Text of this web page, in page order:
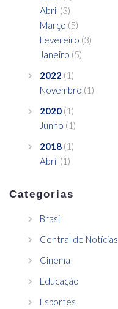
Abril (3)
Março (5)
Fevereiro (3)
Janeiro (5)
2022 (1)
Novembro (1)
2020 (1)
Junho (1)
2018 (1)
Abril (1)
Categorias
Brasil
Central de Notícias
Cinema
Educação
Esportes